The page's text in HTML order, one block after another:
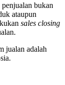
bukan
ataupun
sales closing
jualan adalah